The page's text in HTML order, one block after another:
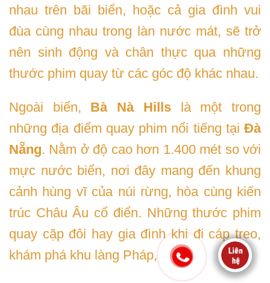
nhau trên bãi biển, hoặc cả gia đình vui
đùa cùng nhau trong làn nước mát, sẽ trở
nên sinh động và chân thực qua những
thước phim quay từ các góc độ khác nhau.
Ngoài biển, Bà Nà Hillslà một trong
những địa điểm quay phim nổi tiếng tại Đà
Nẵng. Nằm ở độ cao hơn 1.400 mét so với
mực nước biển, nơi đây mang đến khung
cảnh hùng vĩ của núi rừng, hòa cùng kiến
trúc Châu Âu cổ điển. Những thước phim
quay cặp đôi hay gia đình khi đi cáp treo,
khám phá khu làng Pháp,